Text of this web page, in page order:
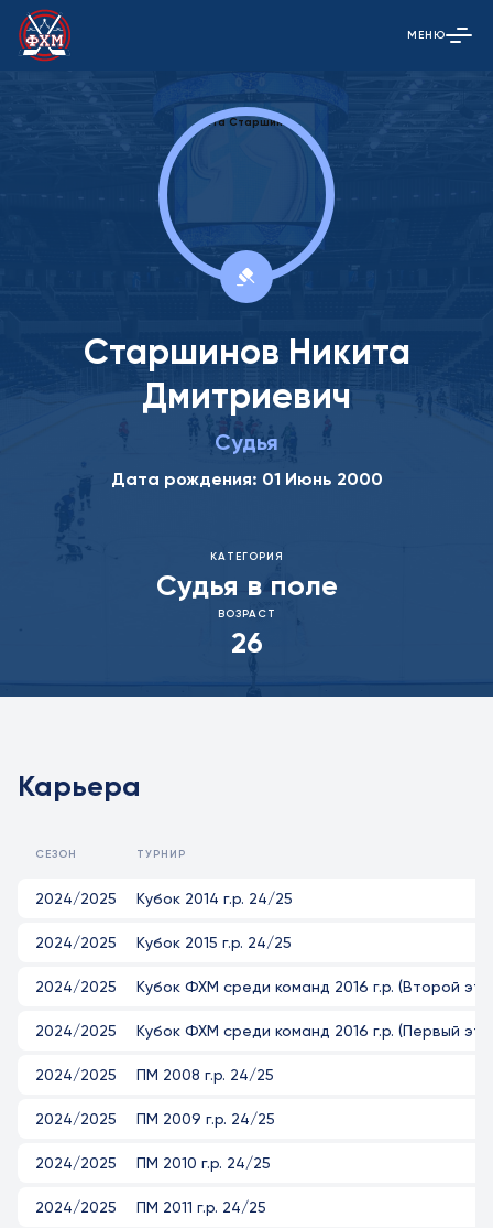
Открыть
МЕНЮ
Старшинов Никита
Дмитриевич
Судья
Дата рождения: 01 Июнь 2000
КАТЕГОРИЯ
Судья в поле
ВОЗРАСТ
26
Карьера
СЕЗОН ТУРНИР
2024/2025 Кубок 2014 г.р. 24/25
2024/2025 Кубок 2015 г.р. 24/25
2024/2025 Кубок ФХМ среди команд 2016 г.р. (Второй
2024/2025 Кубок ФХМ среди команд 2016 г.р. (Первый
2024/2025 ПМ 2008 г.р. 24/25
2024/2025 ПМ 2009 г.р. 24/25
2024/2025 ПМ 2010 г.р. 24/25
2024/2025 ПМ 2011 г.р. 24/25